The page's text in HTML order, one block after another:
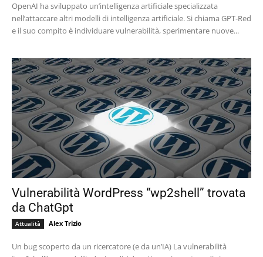
OpenAI ha sviluppato un’intelligenza artificiale specializzata
nell’attaccare altri modelli di intelligenza artificiale. Si chiama GPT-Red
e il suo compito è individuare vulnerabilità, sperimentare nuove...
Vulnerabilità WordPress “wp2shell” trovata
da ChatGpt
Attualità Alex Trizio
Un bug scoperto da un ricercatore (e da un’IA) La vulnerabilità